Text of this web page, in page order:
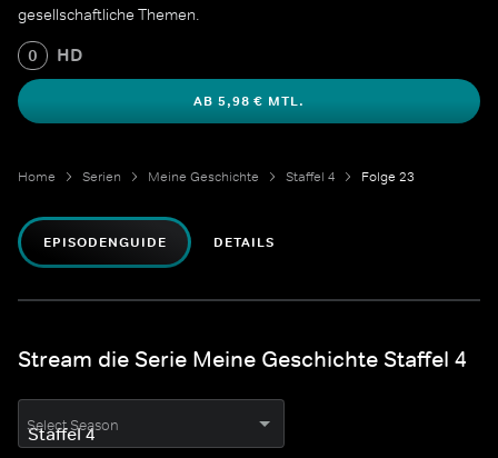
gesellschaftliche Themen.
0 HD
AB 5,98 € MTL.
Home Serien Meine Geschichte Staffel 4 Folge 23
EPISODENGUIDE DETAILS
Stream die Serie Meine Geschichte Staffel 4
Select Season